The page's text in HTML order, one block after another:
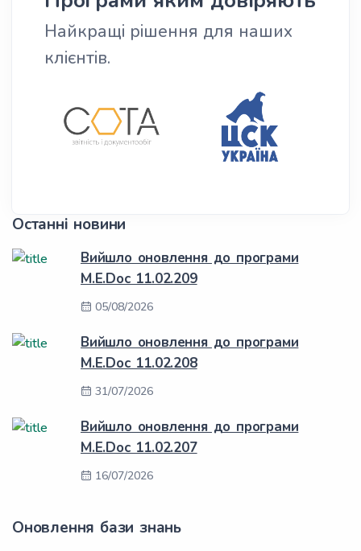
Найкращі рішення для наших
клієнтів.
Останні новини
Вийшло оновлення до програми
M.E.Doc 11.02.209
05/08/2026
Вийшло оновлення до програми
M.E.Doc 11.02.208
31/07/2026
Вийшло оновлення до програми
M.E.Doc 11.02.207
16/07/2026
Оновлення бази знань